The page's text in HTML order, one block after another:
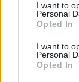
I want to
Personal
Opted In
I want to
Personal
Opted In
Refescar